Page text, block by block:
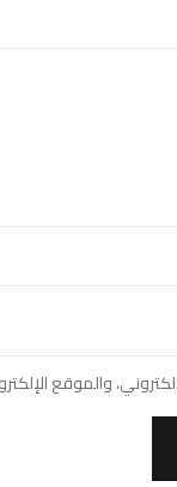
والموقع